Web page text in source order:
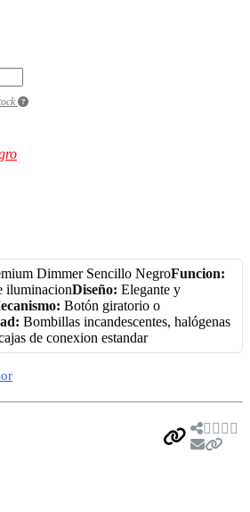
Dimmer Sencillo NegroFuncion:
iluminacionDiseño: Elegante y
Botón giratorio o
Bombillas incandescentes, halógenas
de conexion estandar